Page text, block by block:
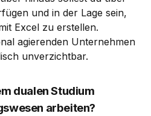
und in der Lage sein,
Excel zu erstellen.
agierenden Unternehmen
unverzichtbar.
dualen Studium
arbeiten?